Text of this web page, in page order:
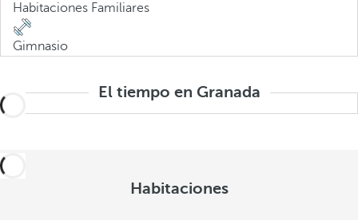
Habitaciones Familiares
Gimnasio
El tiempo en Granada
Habitaciones